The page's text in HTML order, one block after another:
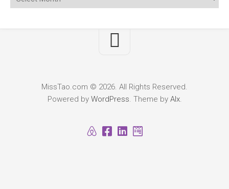
MissTao.com © 2026. All Rights Reserved.
Powered by WordPress. Theme by Alx.